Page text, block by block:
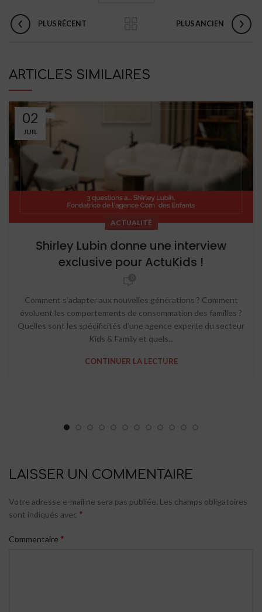
PLUS RÉCENT PLUS ANCIEN
ARTICLES SIMILAIRES
02
JUIL
ACTUALITÉ
Shirley Lubin donne une interview
exclusive pour ActuKids !
Comment s’adapter aux nouvelles générations ? Comment
évoluent les comportements de consommation des familles ?
Quelles sont les spécificités d’une agence experte du secteur
Kids & Family et quels...
CONTINUER LA LECTURE
LAISSER UN COMMENTAIRE
Votre adresse e-mail ne sera pas publiée. Les champs obligatoires
sont indiqués avec *
Commentaire *